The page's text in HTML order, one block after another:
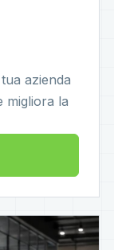
azienda
migliora la